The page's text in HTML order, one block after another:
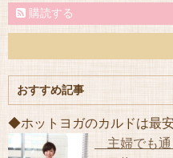
購読する
おすすめ記事
◆ホットヨガのカルドは最
主婦でも通